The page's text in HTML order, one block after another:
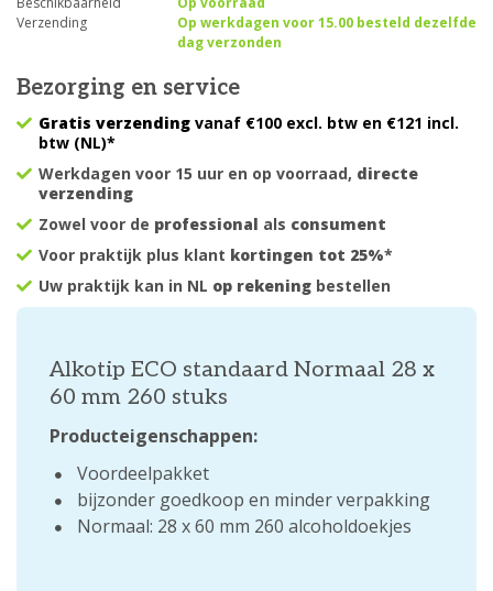
Verzending
Op werkdagen voor 15.00 besteld dezelfde
dag verzonden
Bezorging en service
Gratis verzending vanaf €100 excl. btw en €121 incl.
btw (NL)*
Werkdagen voor 15 uur en op voorraad, directe
verzending
Zowel voor de professional als consument
Voor praktijk plus klant kortingen tot 25%*
Uw praktijk kan in NL op rekening bestellen
Alkotip ECO standaard Normaal 28 x
60 mm 260 stuks
Producteigenschappen:
Voordeelpakket
bijzonder goedkoop en minder verpakking
Normaal: 28 x 60 mm 260 alcoholdoekjes